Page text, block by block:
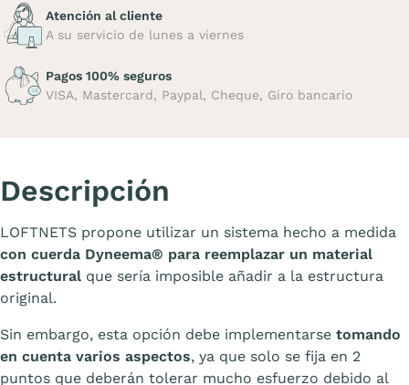
Atención al cliente
A su servicio de lunes a viernes
Pagos 100% seguros
VISA, Mastercard, Paypal, Cheque, Giro bancario
Descripción
LOFTNETS propone utilizar un sistema hecho a medida
con cuerda Dyneema® para reemplazar un material
estructural que sería imposible añadir a la estructura
original.
Sin embargo, esta opción debe implementarse tomando
en cuenta varios aspectos, ya que solo se fija en 2
puntos que deberán tolerar mucho esfuerzo debido al